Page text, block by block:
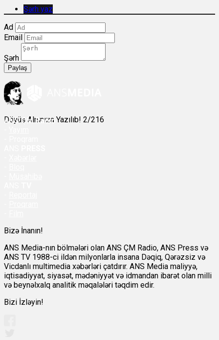
Şərh yaz
Ad
Email
Şərh
Paylaş
Döyüş Alnınıza Yazılıb! 2/216
ANSÇM Radio
Bizə İnanın!
ANS Media-nın bölmələri olan ANS ÇM Radio, ANS Press və
ANS TV 1988-ci ildən milyonlarla insana Dəqiq, Qərəzsiz və
Vicdanlı multimedia xəbərləri çatdırır. ANS Media maliyyə,
iqtisadiyyat, siyasət, mədəniyyət və idmandan ibarət olan milli
və beynəlxalq analitik məqalələri təqdim edir.
Bizi İzləyin!